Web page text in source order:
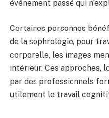
événement passé qui
Certaines personnes
de la sophrologie, pour
corporelle, les images
intérieur. Ces approches,
par des professionnels
utilement le travail cognitif